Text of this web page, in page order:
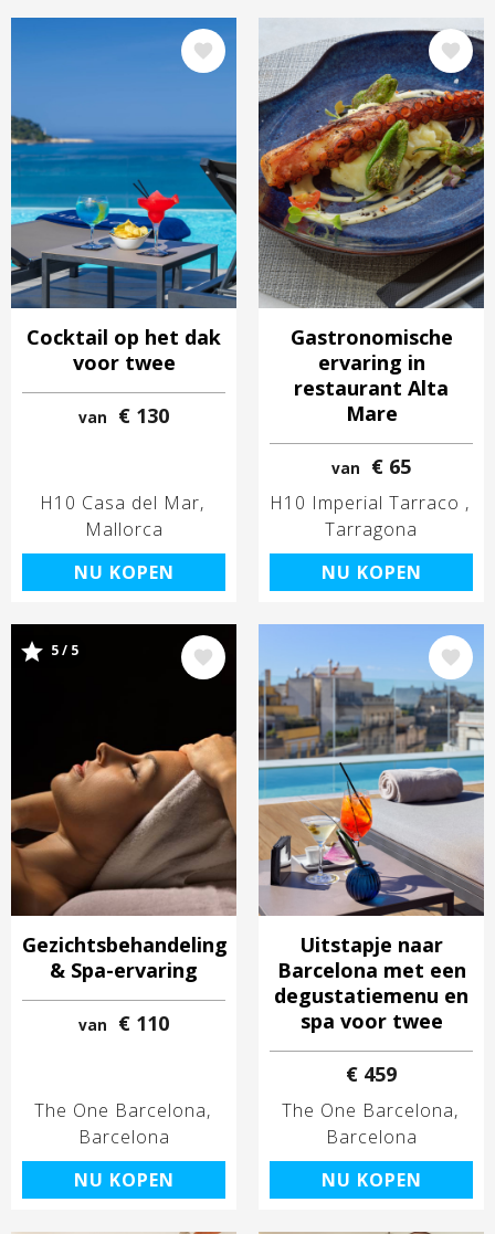
Afbeelding
Cocktail op het dak
voor twee
van € 130
H10 Casa del Mar
Mallorca
NU KOPEN
Afbeelding
Gastronomische
ervaring in
restaurant Alta
Mare
van € 65
H10 Imperial Tarraco
Tarragona
NU KOPEN
Afbeelding
5 / 5
Gezichtsbehandeling
& Spa-ervaring
van € 110
The One Barcelona
Barcelona
NU KOPEN
Afbeelding
Uitstapje naar
Barcelona met een
degustatiemenu en
spa voor twee
€ 459
The One Barcelona
Barcelona
NU KOPEN